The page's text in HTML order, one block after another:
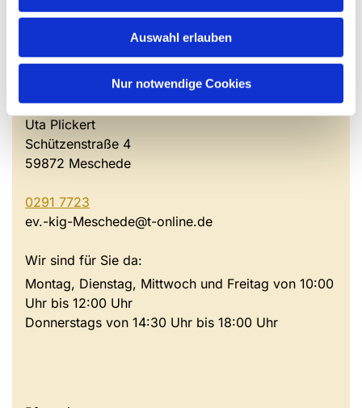
Auswahl erlauben
Nur notwendige Cookies
Kirchengemeinde
Gemeindebüro
Uta Plickert
Schützenstraße 4
59872 Meschede
0291 7723
ev.-kig-Meschede@t-online.de
Wir sind für Sie da:
Montag, Dienstag, Mittwoch und Freitag von 10:00
Uhr bis 12:00 Uhr
Donnerstags von 14:30 Uhr bis 18:00 Uhr